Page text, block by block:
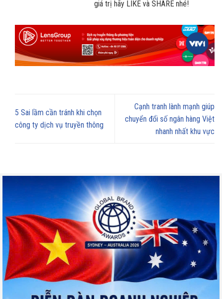
giá trị hãy LIKE và SHARE nhé!
5 Sai lầm cần tránh khi chọn
công ty dịch vụ truyền thông
Cạnh tranh lành mạnh giúp
chuyển đổi số ngân hàng Việt
nhanh nhất khu vực